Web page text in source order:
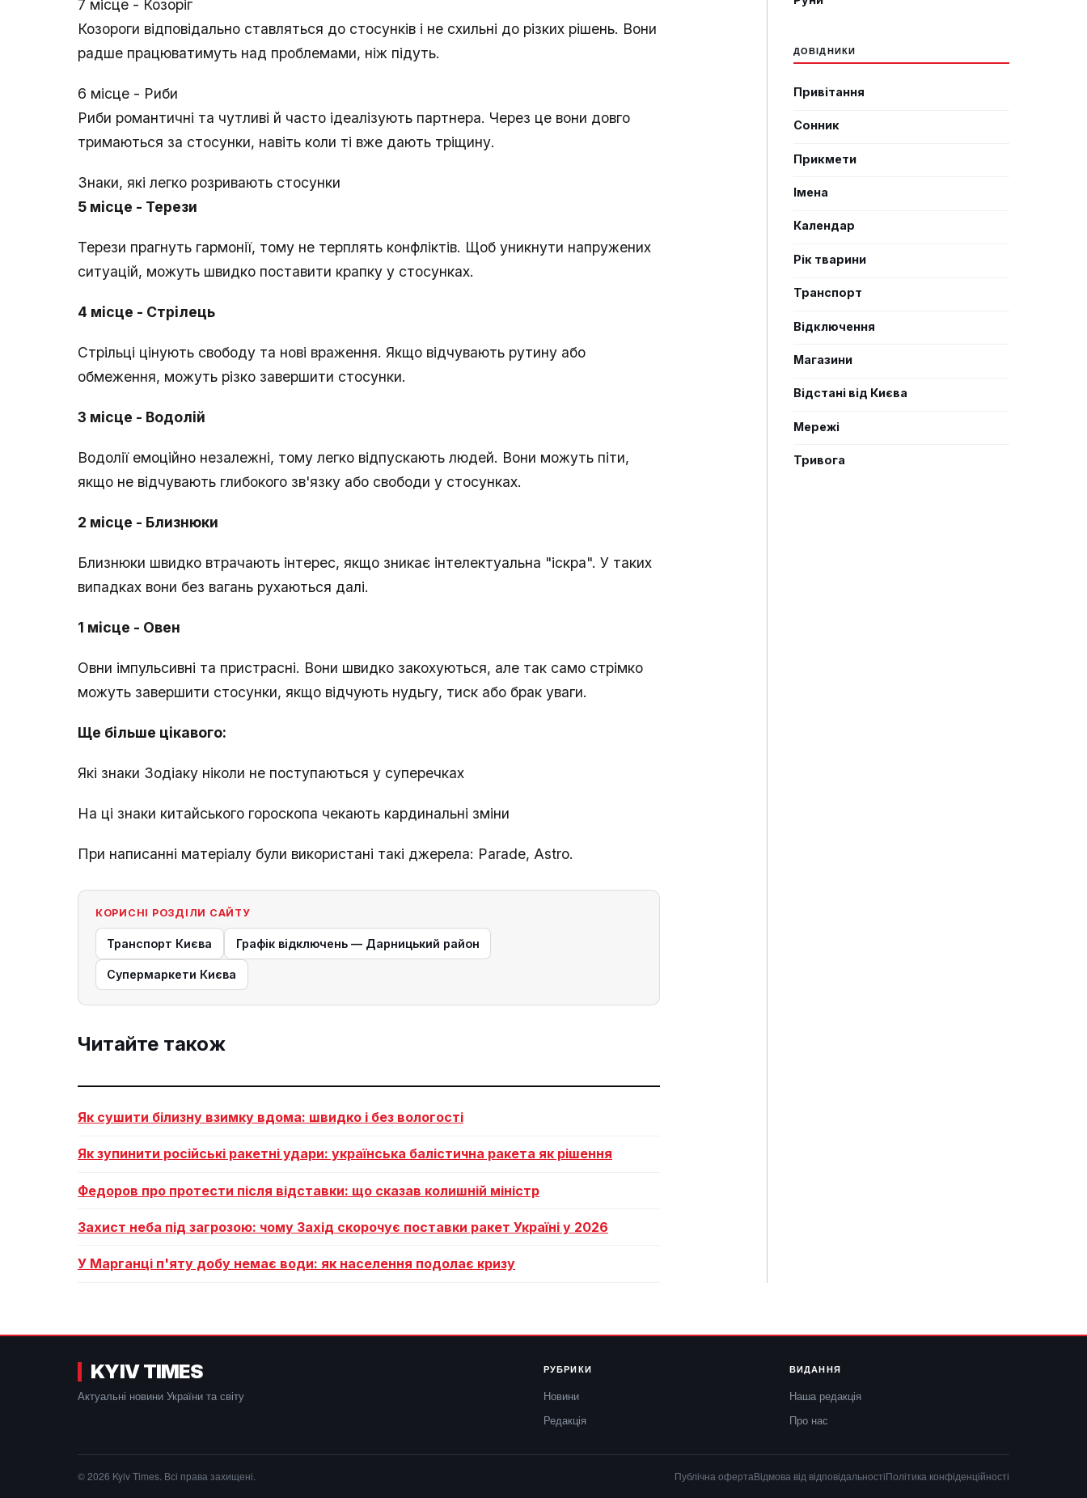
7 місце - Козоріг
Козороги відповідально ставляться до стосунків і не схильні до різких рішень. Вони
радше працюватимуть над проблемами, ніж підуть.
6 місце - Риби
Риби романтичні та чутливі й часто ідеалізують партнера. Через це вони довго
тримаються за стосунки, навіть коли ті вже дають тріщину.
Знаки, які легко розривають стосунки
5 місце - Терези
Терези прагнуть гармонії, тому не терплять конфліктів. Щоб уникнути напружених
ситуацій, можуть швидко поставити крапку у стосунках.
4 місце - Стрілець
Стрільці цінують свободу та нові враження. Якщо відчувають рутину або
обмеження, можуть різко завершити стосунки.
3 місце - Водолій
Водолії емоційно незалежні, тому легко відпускають людей. Вони можуть піти,
якщо не відчувають глибокого зв'язку або свободи у стосунках.
2 місце - Близнюки
Близнюки швидко втрачають інтерес, якщо зникає інтелектуальна "іскра". У таких
випадках вони без вагань рухаються далі.
1 місце - Овен
Овни імпульсивні та пристрасні. Вони швидко закохуються, але так само стрімко
можуть завершити стосунки, якщо відчують нудьгу, тиск або брак уваги.
Ще більше цікавого:
Які знаки Зодіаку ніколи не поступаються у суперечках
На ці знаки китайського гороскопа чекають кардинальні зміни
При написанні матеріалу були використані такі джерела: Parade, Astro.
КОРИСНІ РОЗДІЛИ САЙТУ
Транспорт Києва Графік відключень — Дарницький район
Супермаркети Києва
Читайте також
Як сушити білизну взимку вдома: швидко і без вологості
Як зупинити російські ракетні удари: українська балістична ракета як рішення
Федоров про протести після відставки: що сказав колишній міністр
Захист неба під загрозою: чому Захід скорочує поставки ракет Україні у 2026
У Марганці п'яту добу немає води: як населення подолає кризу
ДОВІДНИКИ
Привітання
Сонник
Прикмети
Імена
Календар
Рік тварини
Транспорт
Відключення
Магазини
Відстані від Києва
Мережі
Тривога
KYIV TIMES
Актуальні новини України та світу
РУБРИКИ
Новини
Редакція
ВИДАННЯ
Наша редакція
Про нас
© 2026 Kyiv Times. Всі права захищені. Публічна офертаВідмова від відповідальностіПолітика конфіденційності